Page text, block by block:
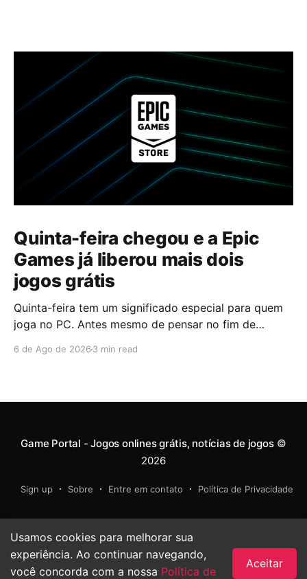
Usamos cookies para melhorar sua
experiência. Ao continuar navegando,
você concorda com a nossa Política de
Aceitar
Quinta-feira chegou e a Epic
Games já liberou mais dois
jogos grátis
Quinta-feira tem um significado especial para quem
joga no PC. Antes mesmo de pensar no fim de
descobrir quais serão os próximos jogos a entrar na
6 de Ago de 2026 3 min read
Game Portal - Jogos onlines grátis, notícias de jogos©
2026
Sign up Sobre Entre em contato Política de Privacidade